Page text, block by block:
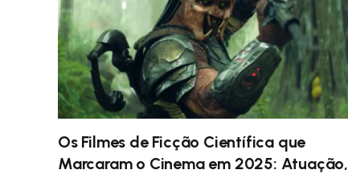
Os Filmes de Ficção Científica que
Marcaram o Cinema em 2025: Atuação,